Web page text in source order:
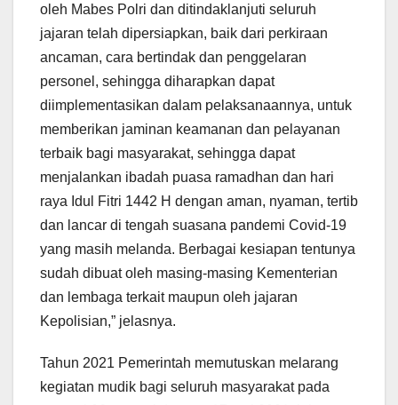
oleh Mabes Polri dan ditindaklanjuti seluruh
jajaran telah dipersiapkan, baik dari perkiraan
ancaman, cara bertindak dan penggelaran
personel, sehingga diharapkan dapat
diimplementasikan dalam pelaksanaannya, untuk
memberikan jaminan keamanan dan pelayanan
terbaik bagi masyarakat, sehingga dapat
menjalankan ibadah puasa ramadhan dan hari
raya Idul Fitri 1442 H dengan aman, nyaman, tertib
dan lancar di tengah suasana pandemi Covid-19
yang masih melanda. Berbagai kesiapan tentunya
sudah dibuat oleh masing-masing Kementerian
dan lembaga terkait maupun oleh jajaran
Kepolisian,” jelasnya.
Tahun 2021 Pemerintah memutuskan melarang
kegiatan mudik bagi seluruh masyarakat pada